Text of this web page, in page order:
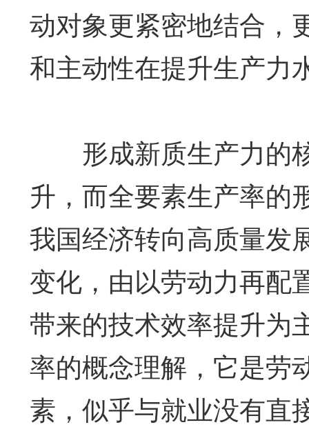
动对象更紧密地结合，
和主动性在提升生产力
形成新质生产力的
升，而全要素生产率的
我国经济转向高质量发
变化，由以劳动力再配
带来的技术效率提升为
率的概念理解，它是劳
素，似乎与就业没有直